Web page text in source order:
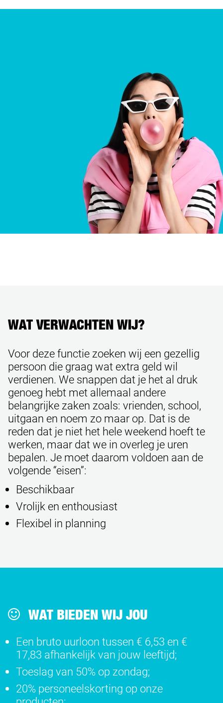
WAT VERWACHTEN WIJ?
Voor deze functie zoeken wij een gezellig
persoon die graag wat extra geld wil
verdienen. We snappen dat je het al druk
genoeg hebt met allemaal andere
belangrijke zaken zoals: vrienden, school,
uitgaan en noem zo maar op. Dat is de
reden dat je niet het hele weekend hoeft te
werken, maar dat we in overleg je uren
bepalen. Je moet daarom voldoen aan de
volgende “eisen”:
Beschikbaar
Vrolijk en enthousiast
Flexibel in planning
WAT BIEDEN WIJ JOU
Een bruto uurloon tussen € 6,53 en €
17,83 afhankelijk van jouw leeftijd;
Toeslag van 50% op zondag;
20% personeelskorting op onze